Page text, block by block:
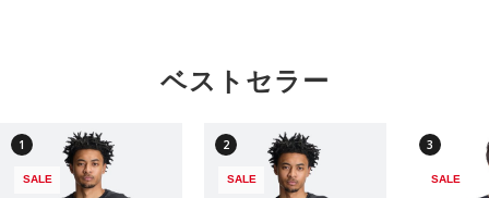
ベストセラー
1
SALE
2
SALE
3
SALE